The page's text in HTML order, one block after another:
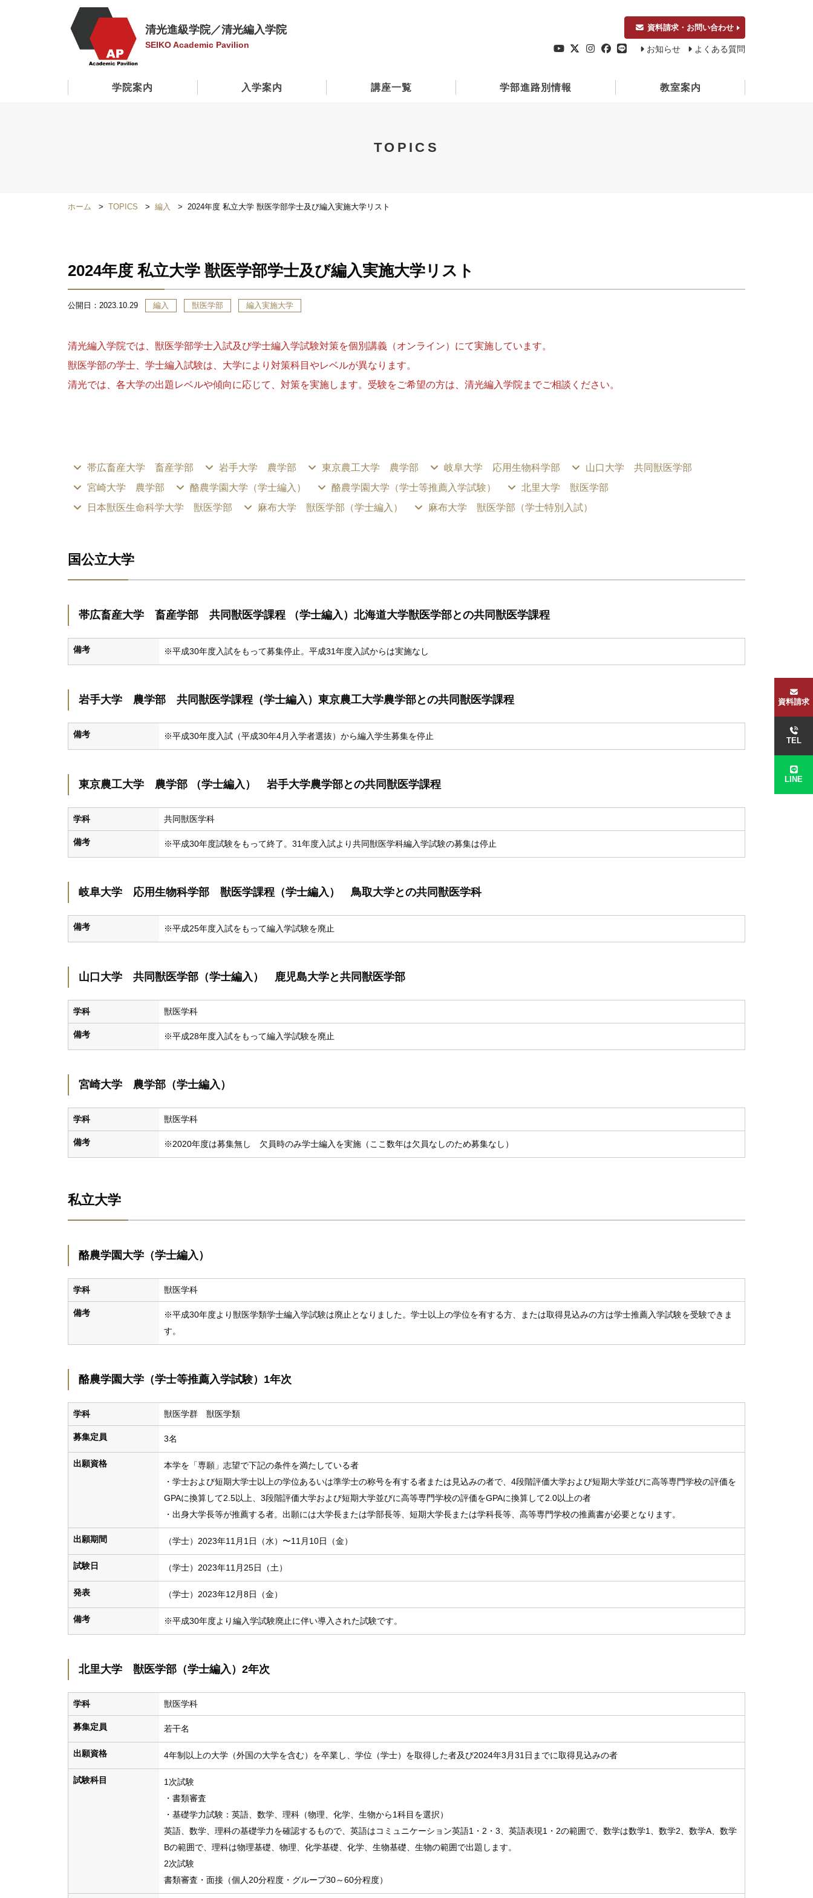
清光進級学院／清光編入学院
SEIKO Academic Pavilion
資料請求・お問い合わせ
お知らせ よくある質問
学院案内 入学案内 講座一覧 学部進路別情報 教室案内
TOPICS
ホーム TOPICS 編入 2024年度 私立大学 獣医学部学士及び編入実施大学リスト
2024年度 私立大学 獣医学部学士及び編入実施大学リスト
公開日： 2023.10.29 編入 獣医学部 編入実施大学
清光編入学院では、獣医学部学士入試及び学士編入学試験対策を個別講義（オンライン）にて実施しています。
獣医学部の学士、学士編入試験は、大学により対策科目やレベルが異なります。
清光では、各大学の出題レベルや傾向に応じて、対策を実施します。受験をご希望の方は、清光編入学院までご相談ください。
帯広畜産大学 畜産学部 岩手大学 農学部 東京農工大学 農学部 岐阜大学 応用生物科学部
山口大学 共同獣医学部
宮崎大学 農学部
酪農学園大学（学士編入） 酪農学園大学（学士等推薦入学試験）
北里大学 獣医学部
日本獣医生命科学大学 獣医学部
麻布大学 獣医学部（学士編入） 麻布大学 獣医学部（学士特別入試）
国公立大学
帯広畜産大学 畜産学部 共同獣医学課程 （学士編入）北海道大学獣医学部との共同獣医学課程
備考 ※平成30年度入試をもって募集停止。平成31年度入試からは実施なし
岩手大学 農学部 共同獣医学課程（学士編入）東京農工大学農学部との共同獣医学課程
備考 ※平成30年度入試（平成30年4月入学者選抜）から編入学生募集を停止
東京農工大学 農学部 （学士編入） 岩手大学農学部との共同獣医学課程
学科 共同獣医学科
備考 ※平成30年度試験をもって終了。31年度入試より共同獣医学科編入学試験の募集は停止
岐阜大学 応用生物科学部 獣医学課程（学士編入） 鳥取大学との共同獣医学科
備考 ※平成25年度入試をもって編入学試験を廃止
山口大学 共同獣医学部（学士編入） 鹿児島大学と共同獣医学部
学科 獣医学科
備考 ※平成28年度入試をもって編入学試験を廃止
宮崎大学 農学部（学士編入）
学科 獣医学科
備考 ※2020年度は募集無し 欠員時のみ学士編入を実施（ここ数年は欠員なしのため募集なし）
私立大学
酪農学園大学（学士編入）
学科 獣医学科
備考
※平成30年度より獣医学類学士編入学試験は廃止となりました。学士以上の学位を有する方、または取得見込みの方は学士推薦入学試験を受験できま
す。
酪農学園大学（学士等推薦入学試験）1年次
学科 獣医学群 獣医学類
募集定員 3名
出願資格
本学を「専願」志望で下記の条件を満たしている者
・学士および短期大学士以上の学位あるいは準学士の称号を有する者または見込みの者で、4段階評価大学および短期大学並びに高等専門学校の評価を
GPAに換算して2.5以上、3段階評価大学および短期大学並びに高等専門学校の評価をGPAに換算して2.0以上の者
・出身大学長等が推薦する者。出願には大学長または学部長等、短期大学長または学科長等、高等専門学校の推薦書が必要となります。
出願期間 （学士）2023年11月1日（水）〜11月10日（金）
試験日 （学士）2023年11月25日（土）
発表 （学士）2023年12月8日（金）
備考 ※平成30年度より編入学試験廃止に伴い導入された試験です。
北里大学 獣医学部（学士編入）2年次
学科 獣医学科
募集定員 若干名
出願資格 4年制以上の大学（外国の大学を含む）を卒業し、学位（学士）を取得した者及び2024年3月31日までに取得見込みの者
試験科目
1次試験
・書類審査
・基礎学力試験：英語、数学、理科（物理、化学、生物から1科目を選択）
英語、数学、理科の基礎学力を確認するもので、英語はコミュニケーション英語1・2・3、英語表現1・2の範囲で、数学は数学1、数学2、数学A、数学
Bの範囲で、理科は物理基礎、物理、化学基礎、化学、生物基礎、生物の範囲で出題します。
2次試験
書類審査・面接（個人20分程度・グループ30～60分程度）
資料請求
TEL
LINE